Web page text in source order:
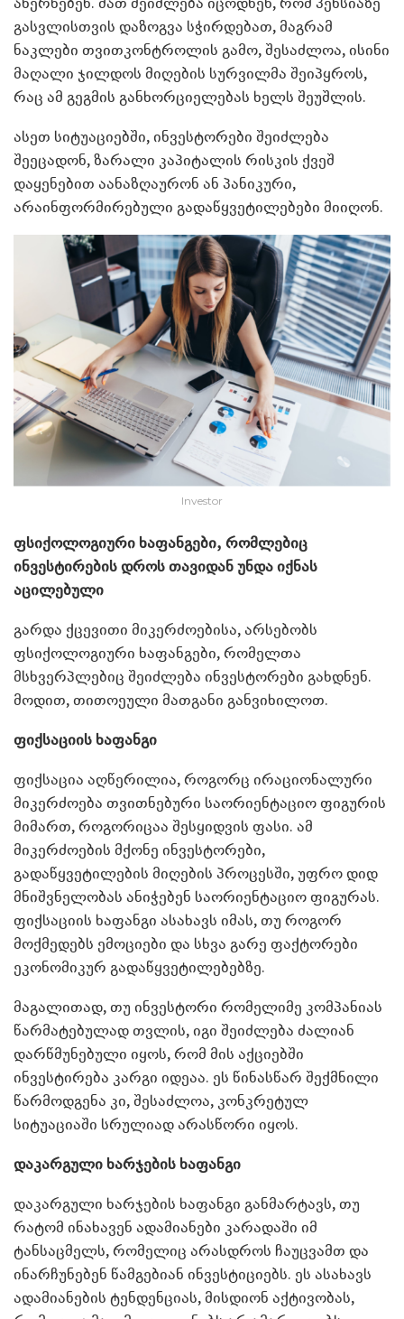
გასვლისთვის დაზოგვა სჭირდებათ, მაგრამ
ნაკლები თვითკონტროლის გამო, შესაძლოა, ისინი
მაღალი ჯილდოს მიღების სურვილმა შეიპყროს,
რაც ამ გეგმის განხორციელებას ხელს შეუშლის.
ასეთ სიტუაციებში, ინვესტორები შეიძლება
შეეცადონ, ზარალი კაპიტალის რისკის ქვეშ
დაყენებით აანაზღაურონ ან პანიკური,
არაინფორმირებული გადაწყვეტილებები მიიღონ.
Investor
ფსიქოლოგიური ხაფანგები, რომლებიც
ინვესტირების დროს თავიდან უნდა იქნას
აცილებული
გარდა ქცევითი მიკერძოებისა, არსებობს
ფსიქოლოგიური ხაფანგები, რომელთა
მსხვერპლებიც შეიძლება ინვესტორები გახდნენ.
მოდით, თითოეული მათგანი განვიხილოთ.
ფიქსაციის ხაფანგი
ფიქსაცია აღწერილია, როგორც ირაციონალური
მიკერძოება თვითნებური საორიენტაციო ფიგურის
მიმართ, როგორიცაა შესყიდვის ფასი. ამ
მიკერძოების მქონე ინვესტორები,
გადაწყვეტილების მიღების პროცესში, უფრო დიდ
მნიშვნელობას ანიჭებენ საორიენტაციო ფიგურას.
ფიქსაციის ხაფანგი ასახავს იმას, თუ როგორ
მოქმედებს ემოციები და სხვა გარე ფაქტორები
ეკონომიკურ გადაწყვეტილებებზე.
მაგალითად, თუ ინვესტორი რომელიმე კომპანიას
წარმატებულად თვლის, იგი შეიძლება ძალიან
დარწმუნებული იყოს, რომ მის აქციებში
ინვესტირება კარგი იდეაა. ეს წინასწარ შექმნილი
წარმოდგენა კი, შესაძლოა, კონკრეტულ
სიტუაციაში სრულიად არასწორი იყოს.
დაკარგული ხარჯების ხაფანგი
დაკარგული ხარჯების ხაფანგი განმარტავს, თუ
რატომ ინახავენ ადამიანები კარადაში იმ
ტანსაცმელს, რომელიც არასდროს ჩაუცვამთ და
ინარჩუნებენ წამგებიან ინვესტიციებს. ეს ასახავს
ადამიანების ტენდენციას, მისდიონ აქტივობას,